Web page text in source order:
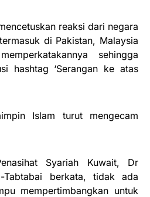
reaksi dari negara
di Pakistan, Malaysia
sehingga
hashtag ‘Serangan ke atas
Islam turut mengecam
Syariah Kuwait, Dr
Tabtabai berkata, tidak ada
mempertimbangkan untuk